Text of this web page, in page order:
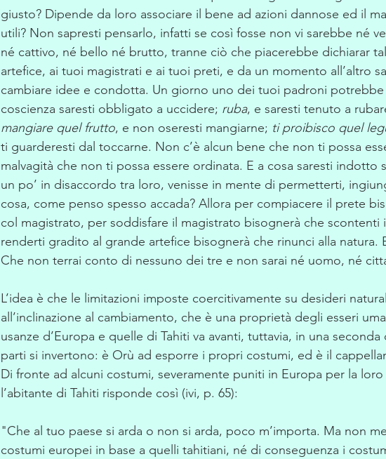
giusto? Dipende da loro associare il bene ad azioni dannose ed il
utili? Non sapresti pensarlo, infatti se così fosse non vi sarebbe né
né cattivo, né bello né brutto, tranne ciò che piacerebbe dichiarar
artefice, ai tuoi magistrati e ai tuoi preti, e da un momento all’altro
cambiare idee e condotta. Un giorno uno dei tuoi padroni
coscienza saresti obbligato a uccidere; ruba, e saresti tenuto a
mangiare quel frutto, e non oseresti mangiarne; ti proibisco quel
ti guarderesti dal toccarne. Non c’è alcun bene che non ti possa
malvagità che non ti possa essere ordinata. E a cosa saresti indotto
un po’ in disaccordo tra loro, venisse in mente di permetterti,
cosa, come penso spesso accada? Allora per compiacere il prete
col magistrato, per soddisfare il magistrato bisognerà che scontenti
renderti gradito al grande artefice bisognerà che rinunci alla natura.
Che non terrai conto di nessuno dei tre e non sarai né uomo, né
L’idea è che le limitazioni imposte coercitivamente su desideri
all’inclinazione al cambiamento, che è una proprietà degli esseri
usanze d’Europa e quelle di Tahiti va avanti, tuttavia, in una
parti si invertono: è Orù ad esporre i propri costumi, ed è il
Di fronte ad alcuni costumi, severamente puniti in Europa per la
l’abitante di Tahiti risponde così (ivi, p. 65):
"Che al tuo paese si arda o non si arda, poco m’importa. Ma non
costumi europei in base a quelli tahitiani, né di conseguenza i